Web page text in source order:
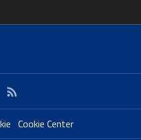
Cookie Center